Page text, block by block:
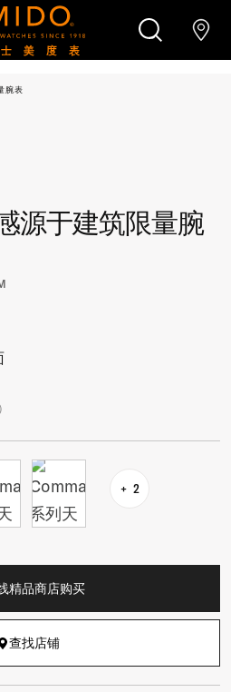
腕表
源于建筑限量腕
2
精品商店购买
查找店铺